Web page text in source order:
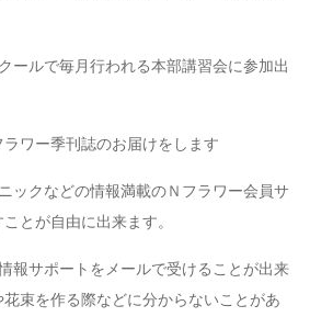
ールで毎月行われる本部講習会に参加出
ワー季刊誌のお届けをします
ックなどの情報満載のＮフラワー会員サ
とが自由に出来ます。
報サポートをメールで受けることが出来
束を作る際などに分からないことがあ